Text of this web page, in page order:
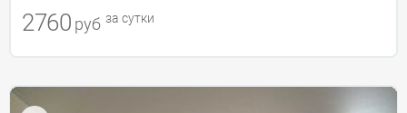
2760 руб за сутки